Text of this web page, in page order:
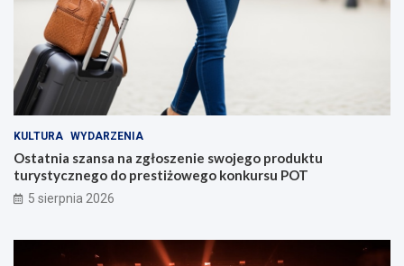
KULTURA WYDARZENIA
Ostatnia szansa na zgłoszenie swojego produktu
turystycznego do prestiżowego konkursu POT
5 sierpnia 2026